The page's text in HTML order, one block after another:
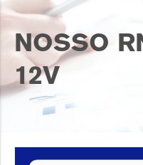
NOSSO
12V